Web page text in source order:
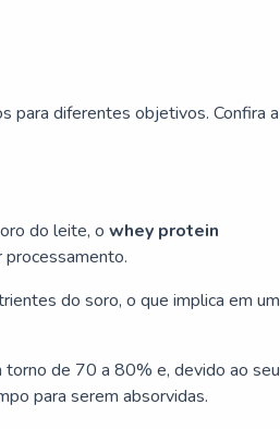
para diferentes objetivos. Confira a
do leite, o whey protein
do soro, o que implica em um
torno de 70 a 80% e, devido ao seu
para serem absorvidas.